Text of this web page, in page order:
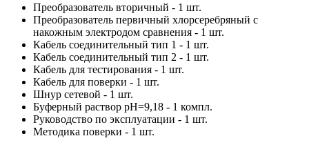
Преобразователь вторичный - 1 шт.
Преобразователь первичный хлорсеребряный с
накожным электродом сравнения - 1 шт.
Кабель соединительный тип 1 - 1 шт.
Кабель соединительный тип 2 - 1 шт.
Кабель для тестирования - 1 шт.
Кабель для поверки - 1 шт.
Шнур сетевой - 1 шт.
Буферный раствор рН=9,18 - 1 компл.
Руководство по эксплуатации - 1 шт.
Методика поверки - 1 шт.